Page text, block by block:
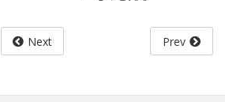
Next Prev